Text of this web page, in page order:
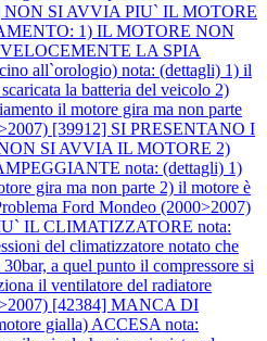
NON SI AVVIA PIU` IL MOTORE
1) IL MOTORE NON
LA SPIA
all`orologio) nota: (dettagli) 1) il
la batteria del veicolo 2)
il motore gira ma non parte
[39912] SI PRESENTANO I
SI AVVIA IL MOTORE 2)
nota: (dettagli) 1)
gira ma non parte 2) il motore è
Ford Mondeo (2000>2007)
IL CLIMATIZZATORE nota:
del climatizzatore notato che
a quel punto il compressore si
il ventilatore del radiatore
[42384] MANCA DI
gialla) ACCESA nota: